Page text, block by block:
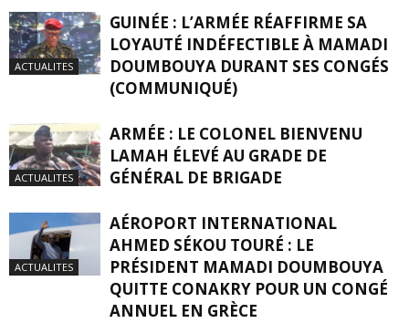
ACTUALITES
GUINÉE : L’ARMÉE RÉAFFIRME SA
LOYAUTÉ INDÉFECTIBLE À MAMADI
DOUMBOUYA DURANT SES CONGÉS
(COMMUNIQUÉ)
ACTUALITES
ARMÉE : LE COLONEL BIENVENU
LAMAH ÉLEVÉ AU GRADE DE
GÉNÉRAL DE BRIGADE
ACTUALITES
AÉROPORT INTERNATIONAL
AHMED SÉKOU TOURÉ : LE
PRÉSIDENT MAMADI DOUMBOUYA
QUITTE CONAKRY POUR UN CONGÉ
ANNUEL EN GRÈCE